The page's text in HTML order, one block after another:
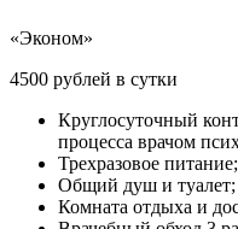
«Эконом»
4500 рублей в сутки
Круглосуточный
процесса врачом
Трехразовое питание;
Общий душ и туалет;
Комната отдыха и